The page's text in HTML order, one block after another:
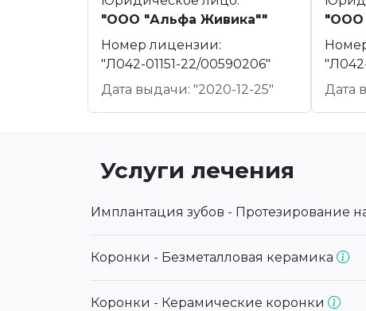
"ООО "Альфа Живика""
Номер лицензии:
"Л042-01151-22/00590206"
Дата выдачи: "2020-12-25"
"ООО
Дата
Услуги лечения
Имплантация зубов - Протезирование
Коронки - Безметалловая керамика
Коронки - Керамические коронки